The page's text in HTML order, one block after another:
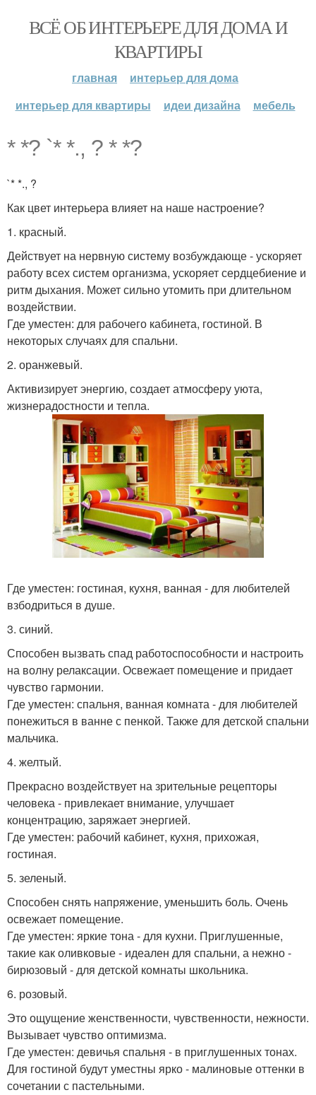
ВСЁ ОБ ИНТЕРЬЕРЕ ДЛЯ ДОМА И
КВАРТИРЫ
главная
интерьер для дома
интерьер для квартиры
идеи дизайна мебель
* *? `* *., ? * *?
`* *., ?
Как цвет интерьера влияет на наше настроение?
1. красный.
Действует на нервную систему возбуждающе - ускоряет
работу всех систем организма, ускоряет сердцебиение и
ритм дыхания. Может сильно утомить при длительном
воздействии.
Где уместен: для рабочего кабинета, гостиной. В
некоторых случаях для спальни.
2. оранжевый.
Активизирует энергию, создает атмосферу уюта,
жизнерадостности и тепла.
Где уместен: гостиная, кухня, ванная - для любителей
взбодриться в душе.
3. синий.
Способен вызвать спад работоспособности и настроить
на волну релаксации. Освежает помещение и придает
чувство гармонии.
Где уместен: спальня, ванная комната - для любителей
понежиться в ванне с пенкой. Также для детской спальни
мальчика.
4. желтый.
Прекрасно воздействует на зрительные рецепторы
человека - привлекает внимание, улучшает
концентрацию, заряжает энергией.
Где уместен: рабочий кабинет, кухня, прихожая,
гостиная.
5. зеленый.
Способен снять напряжение, уменьшить боль. Очень
освежает помещение.
Где уместен: яркие тона - для кухни. Приглушенные,
такие как оливковые - идеален для спальни, а нежно -
бирюзовый - для детской комнаты школьника.
6. розовый.
Это ощущение женственности, чувственности, нежности.
Вызывает чувство оптимизма.
Где уместен: девичья спальня - в приглушенных тонах.
Для гостиной будут уместны ярко - малиновые оттенки в
сочетании с пастельными.